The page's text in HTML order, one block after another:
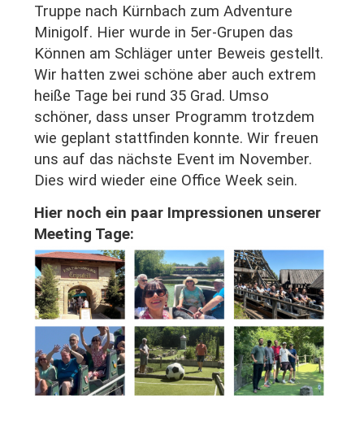
Truppe nach Kürnbach zum Adventure
Minigolf. Hier wurde in 5er-Grupen das
Können am Schläger unter Beweis gestellt.
Wir hatten zwei schöne aber auch extrem
heiße Tage bei rund 35 Grad. Umso
schöner, dass unser Programm trotzdem
wie geplant stattfinden konnte. Wir freuen
uns auf das nächste Event im November.
Dies wird wieder eine Office Week sein.
Hier noch ein paar Impressionen unserer
Meeting Tage: